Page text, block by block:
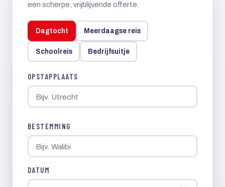
een scherpe, vrijblijvende offerte.
Dagtocht Meerdaagse reis
Schoolreis Bedrijfsuitje
OPSTAPPLAATS
BESTEMMING
DATUM